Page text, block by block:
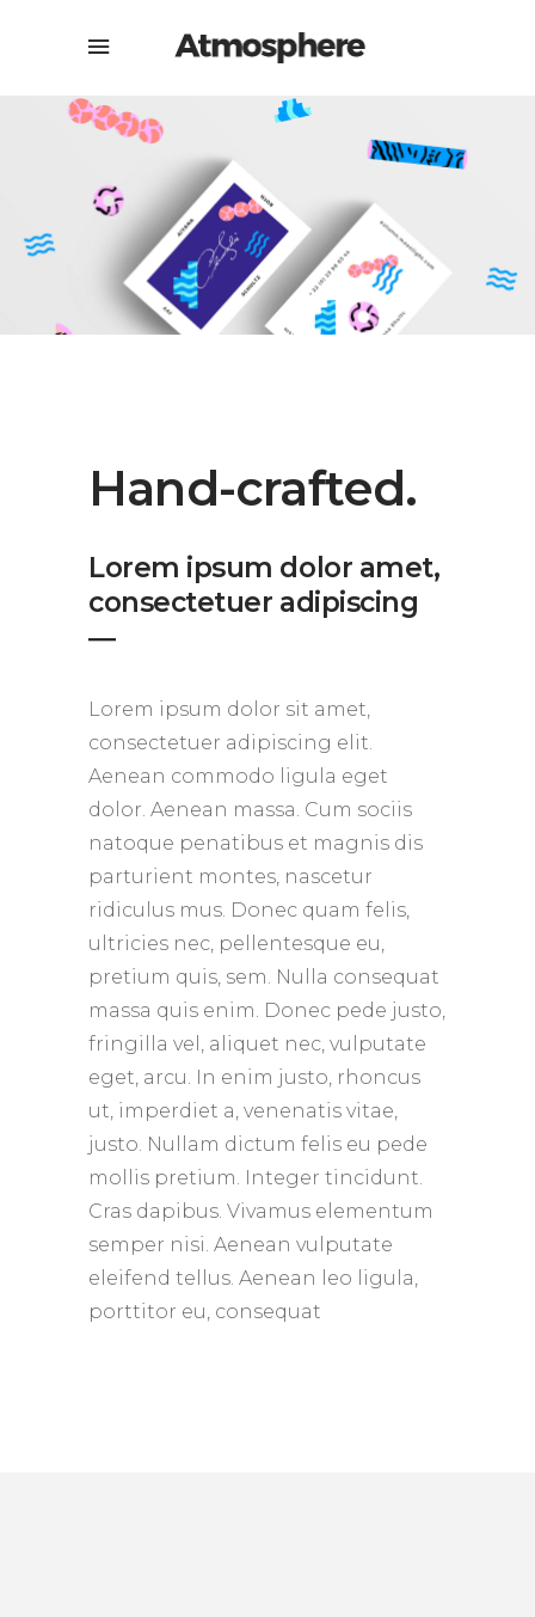
Hand-crafted.
Lorem ipsum dolor amet,
consectetuer adipiscing
―
Lorem ipsum dolor sit amet,
consectetuer adipiscing elit.
Aenean commodo ligula eget
dolor. Aenean massa. Cum sociis
natoque penatibus et magnis dis
parturient montes, nascetur
ridiculus mus. Donec quam felis,
ultricies nec, pellentesque eu,
pretium quis, sem. Nulla consequat
massa quis enim. Donec pede justo,
fringilla vel, aliquet nec, vulputate
eget, arcu. In enim justo, rhoncus
ut, imperdiet a, venenatis vitae,
justo. Nullam dictum felis eu pede
mollis pretium. Integer tincidunt.
Cras dapibus. Vivamus elementum
semper nisi. Aenean vulputate
eleifend tellus. Aenean leo ligula,
porttitor eu, consequat